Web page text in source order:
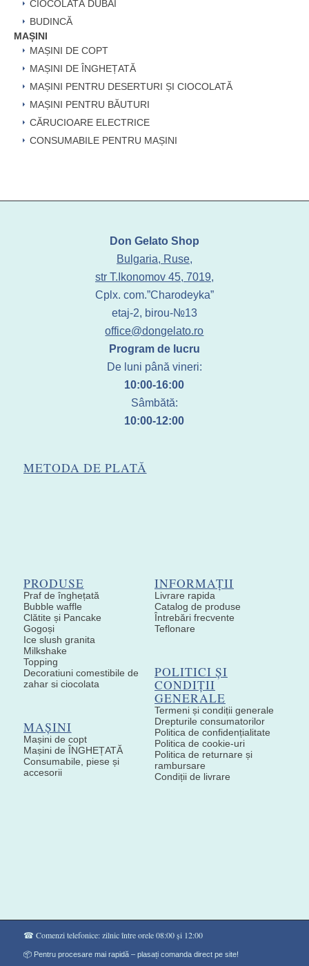
CIOCOLATĂ DUBAI
BUDINCĂ
MAȘINI
MAȘINI DE COPT
MAȘINI DE ÎNGHEȚATĂ
MAȘINI PENTRU DESERTURI ȘI CIOCOLATĂ
MAȘINI PENTRU BĂUTURI
CĂRUCIOARE ELECTRICE
CONSUMABILE PENTRU MAȘINI
Don Gelato Shop
Bulgaria, Ruse,
str T.Ikonomov 45, 7019,
Cplx. com.”Charodeyka”
etaj-2, birou-№13
office@dongelato.ro
Program de lucru
De luni până vineri:
10:00-16:00
Sâmbătă:
10:00-12:00
METODA DE PLATĂ
PRODUSE
Praf de înghețată
Bubble waffle
Clătite și Pancake
Gogoși
Ice slush granita
Milkshake
Topping
Decoratiuni comestibile de
zahar si ciocolata
MAȘINI
Mașini de copt
Mașini de ÎNGHEȚATĂ
Consumabile, piese și
accesorii
INFORMAȚII
Livrare rapida
Catalog de produse
Întrebări frecvente
Teflonare
POLITICI ȘI
CONDIȚII
GENERALE
Termeni și condiții generale
Drepturile consumatorilor
Politica de confidențialitate
Politica de cookie-uri
Politica de returnare și
rambursare
Condiții de livrare
☎ Comenzi telefonice: zilnic între orele 08:00 și 12:00
📦 Pentru procesare mai rapidă – plasați comanda direct pe site!